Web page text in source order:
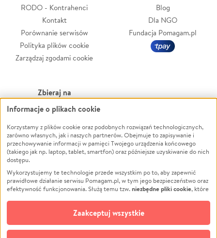
RODO - Kontrahenci
Kontakt
Porównanie serwisów
Polityka plików cookie
Zarządzaj zgodami cookie
Blog
Dla NGO
Fundacja Pomagam.pl
Zbieraj na
Leczenie
Zwierzęta
Pożar
Ukraina
Pomoc Finansowa
Projekty
Pogrzeb
Społeczność lokalna
Kultura
Powódź
Wichura
NGO
Edukacja
Podróż
Impreza
Ochrona środowiska
Biznes
Informacje o plikach cookie
Korzystamy z plików cookie oraz podobnych rozwiązań technologicznych,
zarówno własnych, jak i naszych partnerów. Obejmuje to zapisywanie i
przechowywanie informacji w pamięci Twojego urządzenia końcowego
(takiego jak np. laptop, tablet, smartfon) oraz późniejsze uzyskiwanie do nich
dostępu.
Wykorzystujemy te technologie przede wszystkim po to, aby zapewnić
prawidłowe działanie serwisu Pomagam.pl, w tym jego bezpieczeństwo oraz
efektywność funkcjonowania. Służą temu tzw.niezbędne pliki cookie, które
opcjonalnych plików cookie
technologii do celów analitycznych i retargetingowych. Możesz wyrazić
zgodę na ich stosowanie lub jej odmówić. W dowolnym momencie masz
możliwość zmiany swoich preferencji na stronie „Zarządzaj zgodami cookie”,
Zaakceptuj wszystkie